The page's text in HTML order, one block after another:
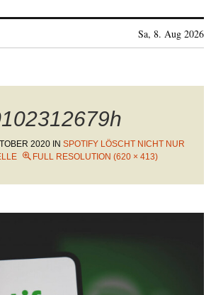
Sa, 8. Aug 2026
2020 IN SPOTIFY LÖSCHT NICHT NUR
FULL RESOLUTION (620 × 413)